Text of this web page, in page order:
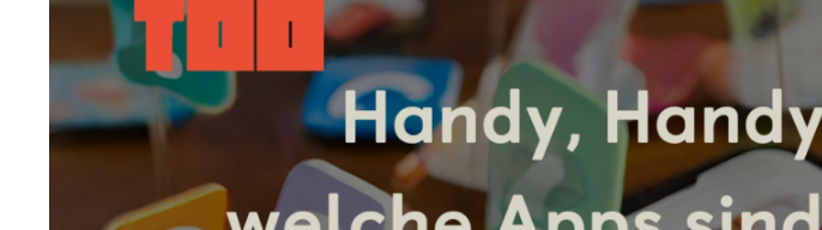
Journal
FAQ
Kontakt